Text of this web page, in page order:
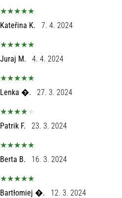
Kateřina K. 7. 4. 2024
Juraj M. 4. 4. 2024
Lenka �. 27. 3. 2024
Patrik F. 23. 3. 2024
Berta B. 16. 3. 2024
Bartłomiej �. 12. 3. 2024